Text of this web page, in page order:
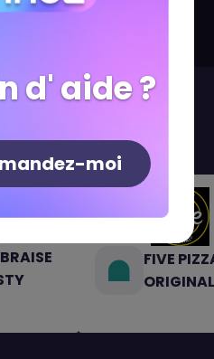
FIVE
ORIGINAL
d' aide ?
moi